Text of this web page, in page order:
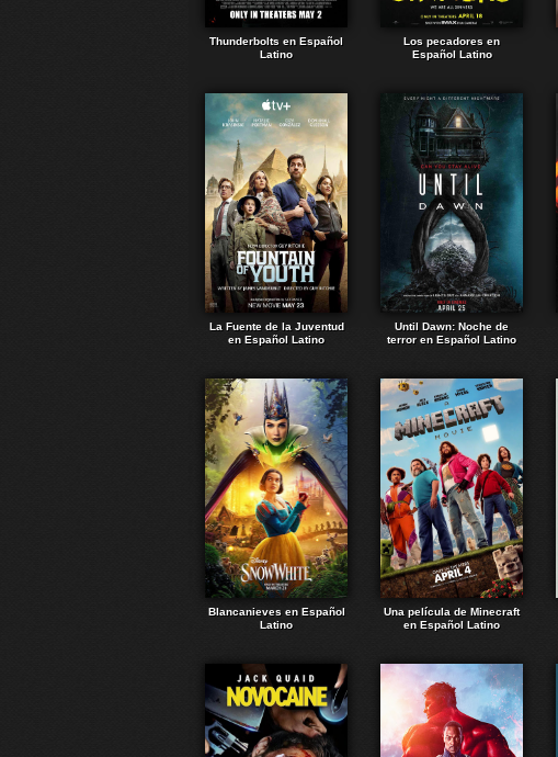
Thunderbolts en Español
Latino
Los pecadores en
Español Latino
La Fuente de la Juventud
en Español Latino
Until Dawn: Noche de
terror en Español Latino
Blancanieves en Español
Latino
Una película de Minecraft
en Español Latino